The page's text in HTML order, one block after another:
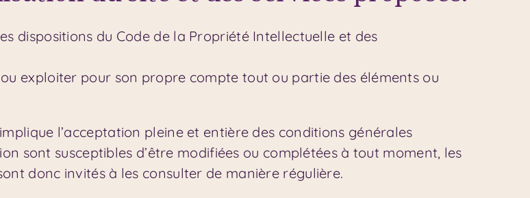
dispositions du Code de la Propriété Intellectuelle et des
exploiter pour son propre compte tout ou partie des éléments ou
l’acceptation pleine et entière des conditions générales
sont susceptibles d’être modifiées ou complétées à tout moment, les
donc invités à les consulter de manière régulière.